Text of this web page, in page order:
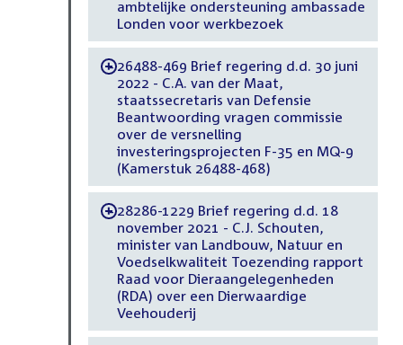
ambtelijke ondersteuning ambassade
Londen voor werkbezoek
-26488-469 Brief regering d.d. 30 juni
2022 - C.A. van der Maat,
staatssecretaris van Defensie
Beantwoording vragen commissie
over de versnelling
investeringsprojecten F-35 en MQ-9
(Kamerstuk 26488-468)
-28286-1229 Brief regering d.d. 18
november 2021 - C.J. Schouten,
minister van Landbouw, Natuur en
Voedselkwaliteit Toezending rapport
Raad voor Dieraangelegenheden
(RDA) over een Dierwaardige
Veehouderij